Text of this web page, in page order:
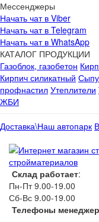
Мессенджеры
Начать чат в Viber
Начать чат в Telegram
Начать чат в WhatsApp
КАТАЛОГ ПРОДУКЦИИ
Газоблок, газобетон
Кирпич силикатный
профнастил Утеплители
ЖБИ
Доставка\Наш автопарк
стройматериалов
Склад работает:
Пн-Пт 9.00-19.00
Сб-Вс 9.00-19.00
Телефоны